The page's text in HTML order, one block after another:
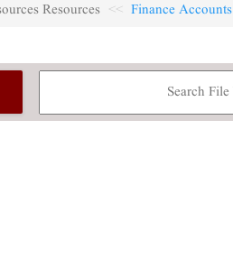
Finance Accounts